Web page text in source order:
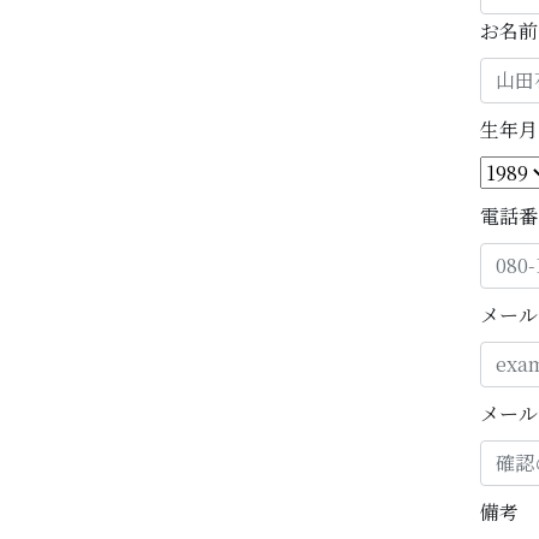
お名前
生年
電話
メー
メー
備考